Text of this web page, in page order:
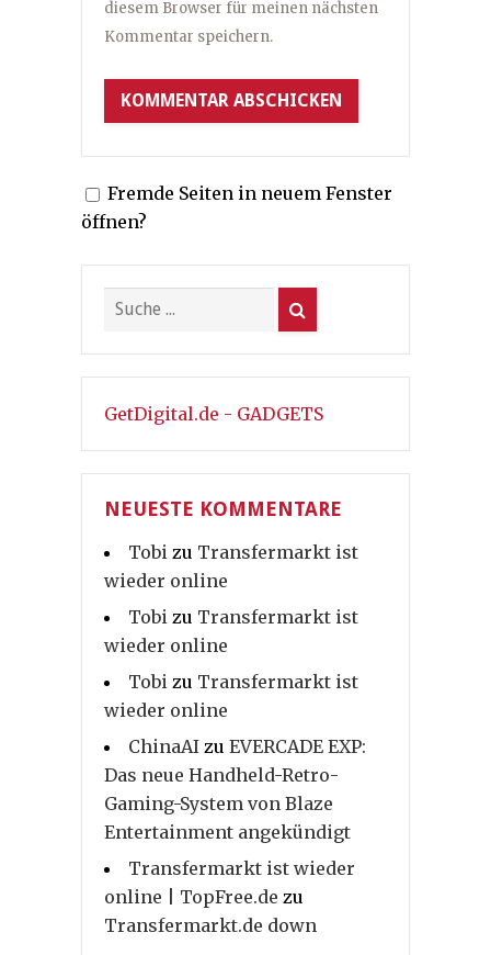
diesem Browser für meinen nächsten
Kommentar speichern.
Fremde Seiten in neuem Fenster
öffnen?
GetDigital.de - GADGETS
NEUESTE KOMMENTARE
Tobi zu Transfermarkt ist
wieder online
Tobi zu Transfermarkt ist
wieder online
Tobi zu Transfermarkt ist
wieder online
ChinaAI zu EVERCADE EXP:
Das neue Handheld-Retro-
Gaming-System von Blaze
Entertainment angekündigt
Transfermarkt ist wieder
online | TopFree.de zu
Transfermarkt.de down